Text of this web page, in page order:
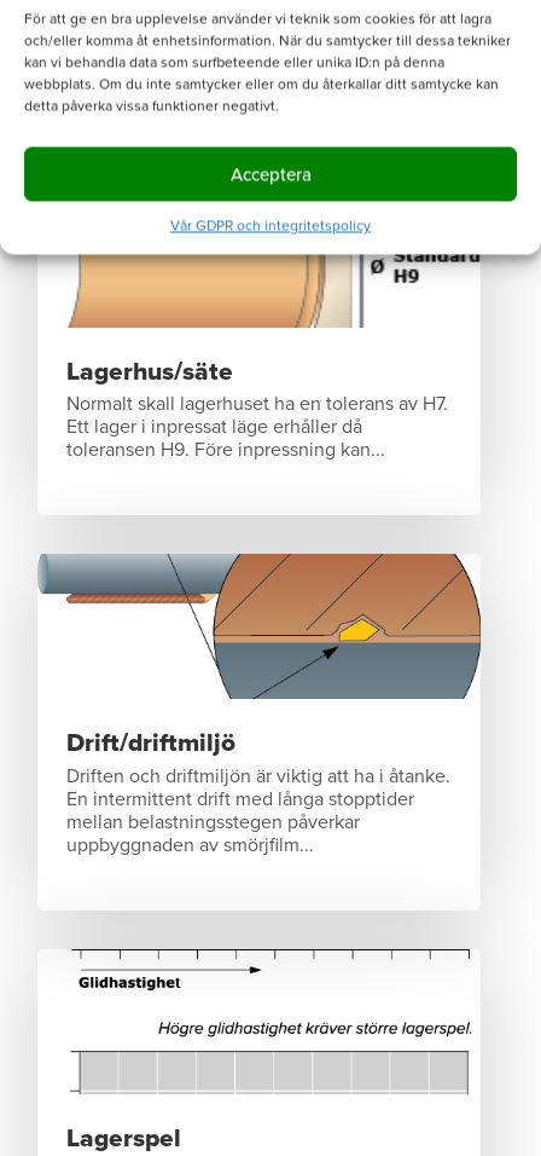
För att ge en bra upplevelse använder vi teknik som cookies för att lagra
och/eller komma åt enhetsinformation. När du samtycker till dessa tekniker
kan vi behandla data som surfbeteende eller unika ID:n på denna
webbplats. Om du inte samtycker eller om du återkallar ditt samtycke kan
detta påverka vissa funktioner negativt.
Acceptera
Vår GDPR och integritetspolicy
Normalt för ett glidlager är att axeln verkar
som motlöpspartner. Viktigt att tänka på vid
val av axel är ytfinheten,...
Lagerhus/säte
Normalt skall lagerhuset ha en tolerans av H7.
Ett lager i inpressat läge erhåller då
toleransen H9. Före inpressning kan...
Drift/driftmiljö
Driften och driftmiljön är viktig att ha i åtanke.
En intermittent drift med långa stopptider
mellan belastningsstegen påverkar
uppbyggnaden av smörjfilm...
Lagerspel